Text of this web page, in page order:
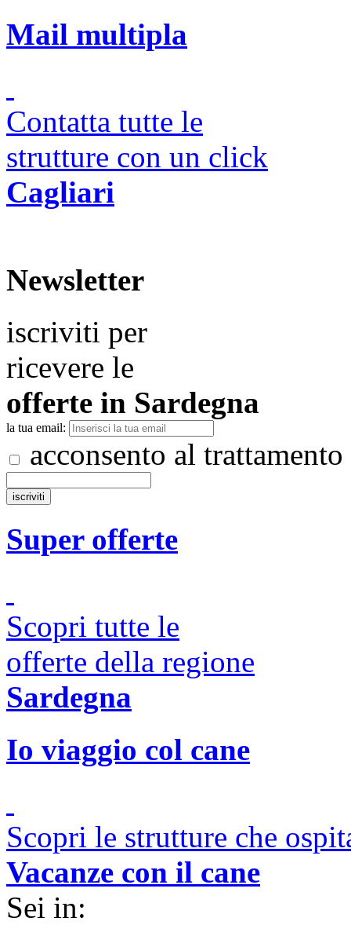
Mail multipla
Contatta tutte le
strutture con un click
Cagliari
Newsletter
iscriviti per
ricevere le
offerte in Sardegna
la tua email:
acconsento al
Super offerte
Scopri tutte le
offerte della regione
Sardegna
Io viaggio col cane
Scopri le strutture che
Vacanze con il cane
Sei in: